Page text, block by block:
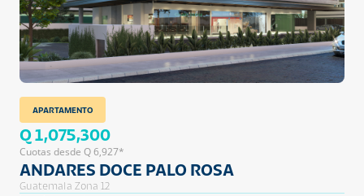
APARTAMENTO
Q 1,075,300
Cuotas desde Q 6,927*
ANDARES DOCE PALO ROSA
Guatemala Zona 12